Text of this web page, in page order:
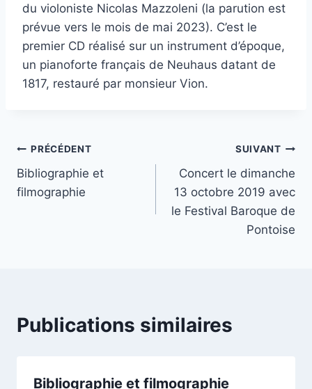
du violoniste Nicolas Mazzoleni (la parution est
prévue vers le mois de mai 2023). C’est le
premier CD réalisé sur un instrument d’époque,
un pianoforte français de Neuhaus datant de
1817, restauré par monsieur Vion.
Navigation
de
PRÉCÉDENT
Bibliographie et
filmographie
SUIVANT
Concert le dimanche
13 octobre 2019 avec
le Festival Baroque de
Pontoise
Publications similaires
Bibliographie et filmographie